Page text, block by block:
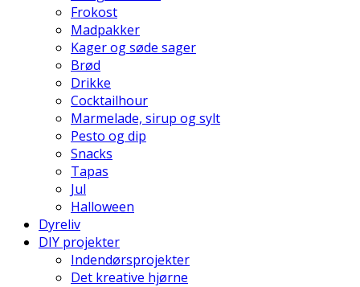
Frokost
Madpakker
Kager og søde sager
Brød
Drikke
Cocktailhour
Marmelade, sirup og sylt
Pesto og dip
Snacks
Tapas
Jul
Halloween
Dyreliv
DIY projekter
Indendørsprojekter
Det kreative hjørne